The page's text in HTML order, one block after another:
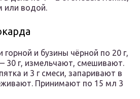
или водой.
горной и бузины чёрной по 20 г,
30 г, измельчают, смешивают.
и 3 г смеси, запаривают в
Принимают по 15 мл 3